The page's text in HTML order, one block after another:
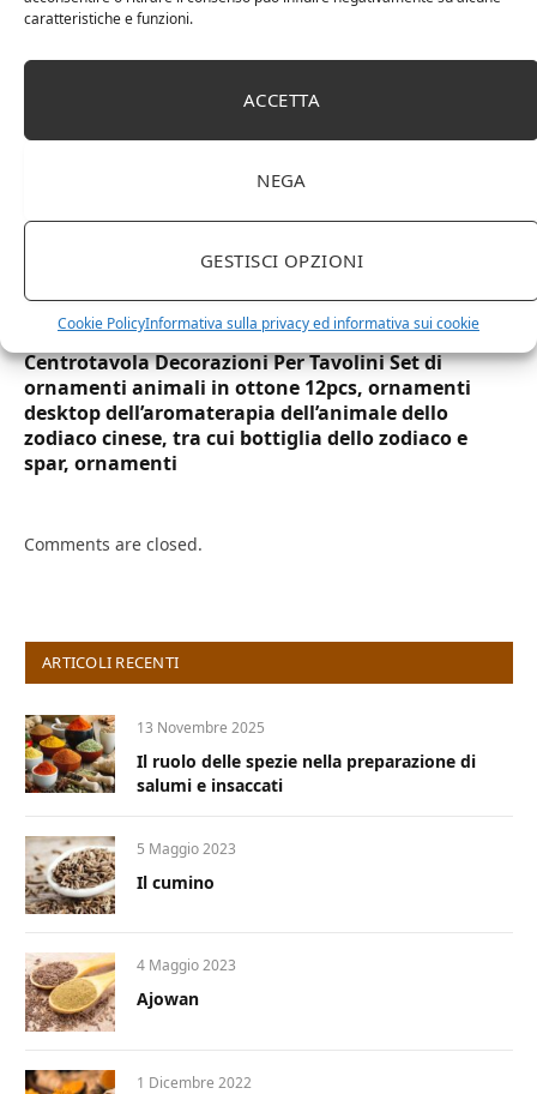
caratteristiche e funzioni.
ACCETTA
NEGA
GESTISCI OPZIONI
Cookie PolicyInformativa sulla privacy ed informativa sui cookie
birra cocktail drink
Centrotavola Decorazioni Per Tavolini Set di
ornamenti animali in ottone 12pcs, ornamenti
desktop dell’aromaterapia dell’animale dello
zodiaco cinese, tra cui bottiglia dello zodiaco e
spar, ornamenti
Comments are closed.
ARTICOLI RECENTI
13 Novembre 2025
Il ruolo delle spezie nella preparazione di
salumi e insaccati
5 Maggio 2023
Il cumino
4 Maggio 2023
Ajowan
1 Dicembre 2022